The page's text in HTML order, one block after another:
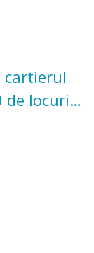
cartierul
de locuri